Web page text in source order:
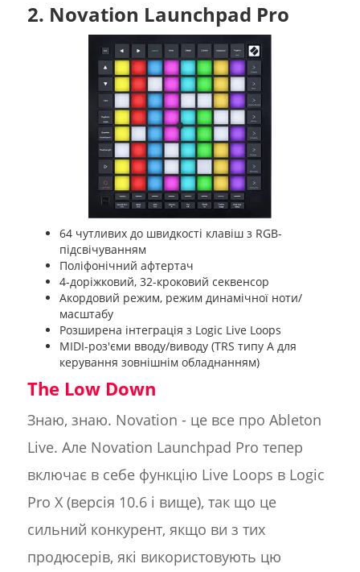
2. Novation Launchpad Pro
64 чутливих до швидкості клавіш з RGB-
підсвічуванням
Поліфонічний афтертач
4-доріжковий, 32-кроковий секвенсор
Акордовий режим, режим динамічної ноти/
масштабу
Розширена інтеграція з Logic Live Loops
MIDI-роз'єми вводу/виводу (TRS типу A для
керування зовнішнім обладнанням)
The Low Down
Знаю, знаю. Novation - це все про Ableton
Live. Але Novation Launchpad Pro тепер
включає в себе функцію Live Loops в Logic
Pro X (версія 10.6 і вище), так що це
сильний конкурент, якщо ви з тих
продюсерів, які використовують цю